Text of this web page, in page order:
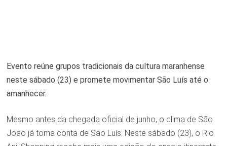
Evento reúne grupos tradicionais da cultura maranhense
neste sábado (23) e promete movimentar São Luís até o
amanhecer.
Mesmo antes da chegada oficial de junho, o clima de São
João já toma conta de São Luís. Neste sábado (23), o Rio